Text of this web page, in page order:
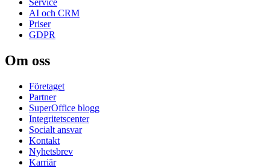
Service
AI och CRM
Priser
GDPR
Om oss
Företaget
Partner
SuperOffice blogg
Integritetscenter
Socialt ansvar
Kontakt
Nyhetsbrev
Karriär